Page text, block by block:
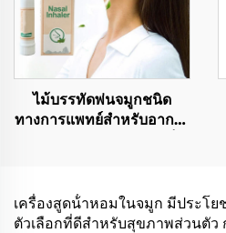
ไม้บรรทัดพ่นจมูกชนิด
ทางการแพทย์สำหรับอาการ
เครื่องสูดน้ําหอมในจมูก มีประโ
ตัวเลือกที่ดีสําหรับสุขภาพส่วนตั